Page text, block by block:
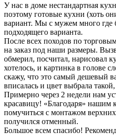
У нас в доме нестандартная
поэтому готовые кухни (хоть
вариант. Мы с мужем много
подходящего варианта.
После всех походов по
на заказ под наши размеры.
обмерил, посчитал, нарисовал
хотелось, и картинка в голове
скажу, что это самый дешевый
вписалась и цвет выбрала
Примерно через 2 недели нам
красавицу! «Благодаря»
помучиться с монтажом
получился отменный.
Большое всем спасибо!